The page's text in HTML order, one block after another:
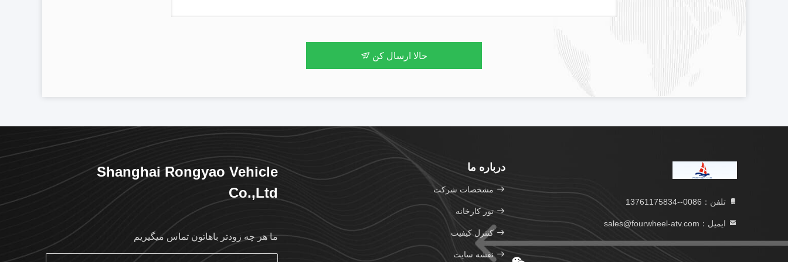
حالا ارسال کن
تلفن：0086--13761175834
ایمیل：sales@fourwheel-atv.com
درباره ما
مشخصات شرکت
تور کارخانه
کنترل کیفیت
نقشه سایت
Shanghai Rongyao Vehicle
Co.,Ltd
ما هر چه زودتر باهاتون تماس ميگيريم